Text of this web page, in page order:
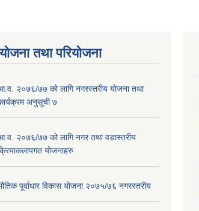
योजना तथा परियोजना
२०७६/७७ को लागि नगरस्तरीय योजना तथा
अनुसूची ७
२०७६/७७ को लागि नगर तथा वडास्तरीय
योजनाहरु
पूर्वाधार विकास योजना २०७५/७६ नगरस्तरीय